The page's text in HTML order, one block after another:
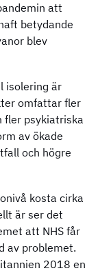
att
betydande
blev
isolering är
omfattar fler
fler psykiatriska
av ökade
och högre
kosta cirka
är ser det
att NHS får
av problemet.
2018 en